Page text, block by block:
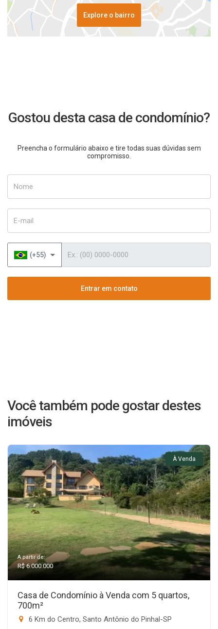
Explore o bairro
Gostou desta casa de condomínio?
Preencha o formulário abaixo e tire todas suas dúvidas sem
compromisso.
(+55)
Entrar em contato
Você também pode gostar destes
imóveis
À Venda
A partir de:
R$ 6.000.000
Casa de Condomínio à Venda com 5 quartos,
700m²
6 Km do Centro, Santo Antônio do Pinhal-SP